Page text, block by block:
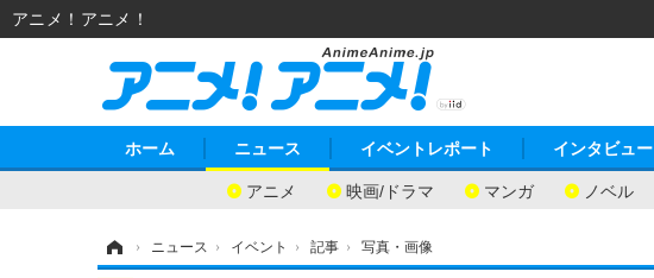
ホーム ニュース
アニメ 映画/ドラマ マンガ ノベル
イベントレポート インタビュー
› ニュース › イベント › 記事 › 写真・画像
アニメ！アニメ！